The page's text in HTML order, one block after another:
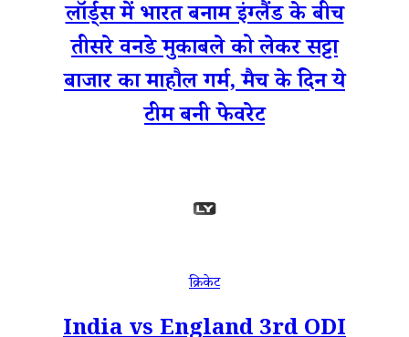
लॉर्ड्स में भारत बनाम इंग्लैंड के बीच
तीसरे वनडे मुकाबले को लेकर सट्टा
बाजार का माहौल गर्म, मैच के दिन ये
टीम बनी फेवरेट
क्रिकेट